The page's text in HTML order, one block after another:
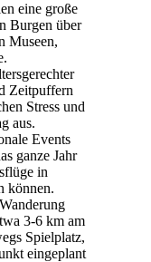
eine große
Burgen über
Museen,
Zeitpuffern
Stress und
aus.
Events
ganze Jahr
in
können.
3-6 km am
Spielplatz,
eingeplant